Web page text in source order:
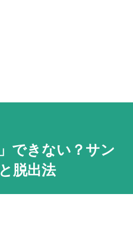
できない？サン
脱出法